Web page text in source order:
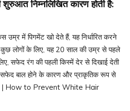
निम्नलिखित कारण होती है:
उम्र में पिगमेंट खो देते हैं, यह निर्धारित करने
लोगों के लिए, यह 20 साल की उम्र से पहले
सफेद रंग की पहली किस्में देर से दिखाई देती
बाल होने के कारण और प्राकृतिक रूप से
| How to Prevent White Hair